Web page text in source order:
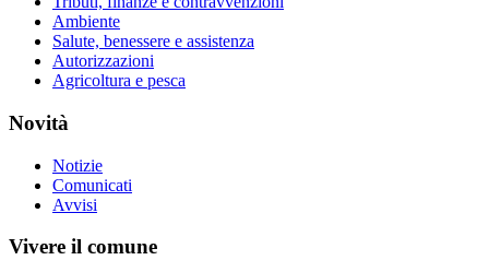
Ambiente
Salute, benessere e assistenza
Autorizzazioni
Agricoltura e pesca
Novità
Notizie
Comunicati
Avvisi
Vivere il comune